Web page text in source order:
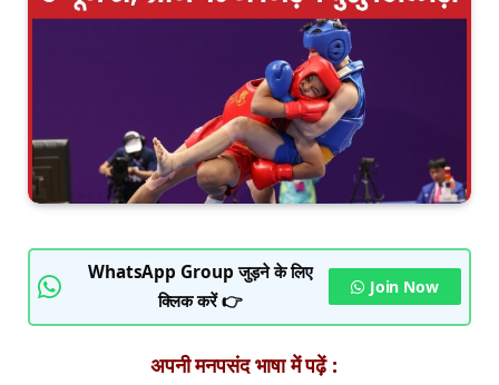
WhatsApp Group जुड़ने के लिए
क्लिक करें 👉
Join Now
अपनी मनपसंद भाषा में पढ़ें :